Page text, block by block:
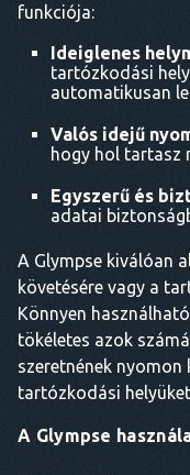
funkciója:
Ideiglenes
tartózkodási
automatikusan
Valós idejű
hogy hol tartasz
Egyszerű és
adatai
A Glympse kiválóan
követésére vagy a
Könnyen
tökéletes azok
szeretnének
tartózkodási
A Glympse